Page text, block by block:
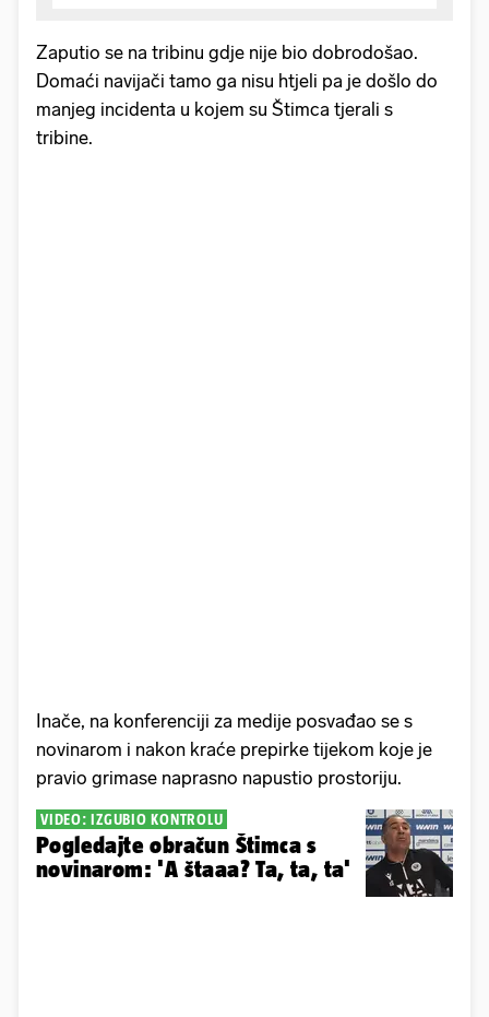
Zaputio se na tribinu gdje nije bio dobrodošao.
Domaći navijači tamo ga nisu htjeli pa je došlo do
manjeg incidenta u kojem su Štimca tjerali s
tribine.
Inače, na konferenciji za medije posvađao se s
novinarom i nakon kraće prepirke tijekom koje je
pravio grimase naprasno napustio prostoriju.
VIDEO: IZGUBIO KONTROLU
Pogledajte obračun Štimca s
novinarom: 'A štaaa? Ta, ta, ta'